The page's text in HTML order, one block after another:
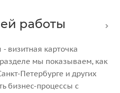
работы
визитная карточка
мы показываем, как
Петербурге и других
бизнес-процессы с